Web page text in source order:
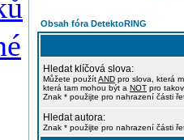
Obsah fóra DetektoRING
Hledat klíčová slova:
Můžete použítAND pro slova, která
která tam mohou být a NOT pro
Znak * použijte pro nahrazení části
Hledat autora:
Znak * použijte pro nahrazení části